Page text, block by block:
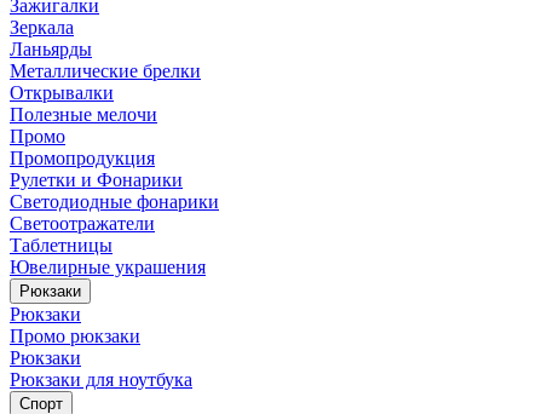
Зажигалки
Зеркала
Ланьярды
Металлические брелки
Открывалки
Полезные мелочи
Промо
Промопродукция
Рулетки и Фонарики
Светодиодные фонарики
Светоотражатели
Таблетницы
Ювелирные украшения
Рюкзаки
Рюкзаки
Промо рюкзаки
Рюкзаки
Рюкзаки для ноутбука
Спорт